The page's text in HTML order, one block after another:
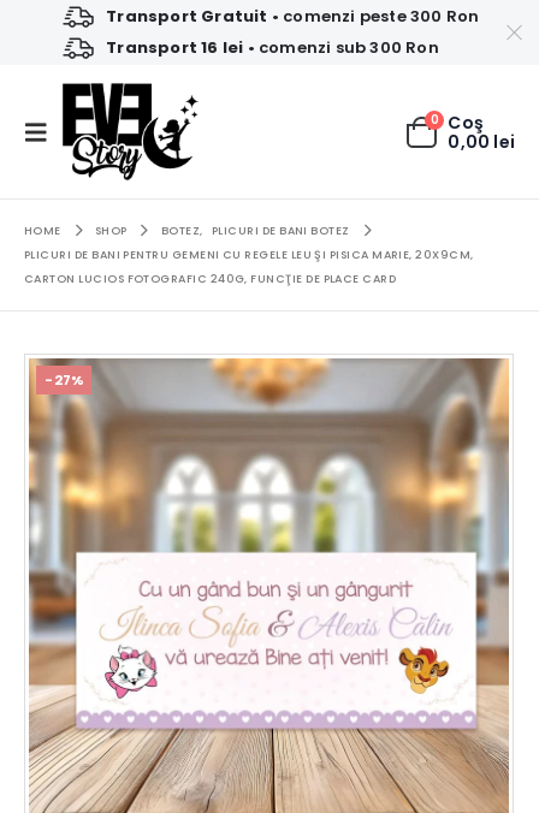
Transport Gratuit • comenzi peste 300 Ron
Transport 16 lei • comenzi sub 300 Ron
0 Coş
0,00 lei
HOME SHOP BOTEZ,
PLICURI DE BANI BOTEZ
PLICURI DE BANI PENTRU GEMENI CU REGELE LEU ŞI PISICA MARIE, 20X9CM,
CARTON LUCIOS FOTOGRAFIC 240G, FUNCŢIE DE PLACE CARD
-27%